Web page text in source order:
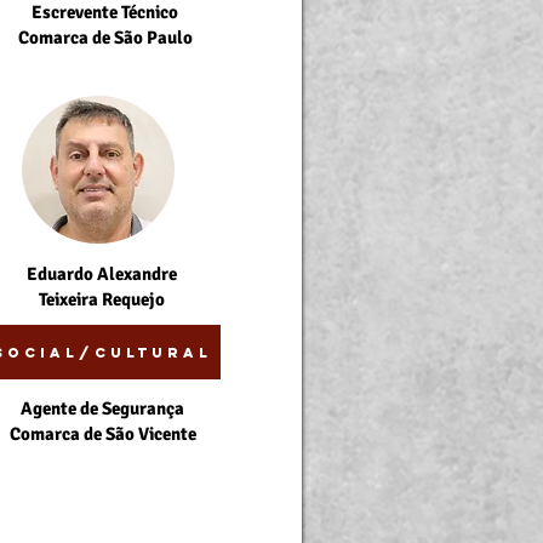
Escrevente Técnico
Comarca de São Paulo
Eduardo Alexandre
Teixeira Requejo
Cultural
Agente de Segurança
Comarca de São Vicente